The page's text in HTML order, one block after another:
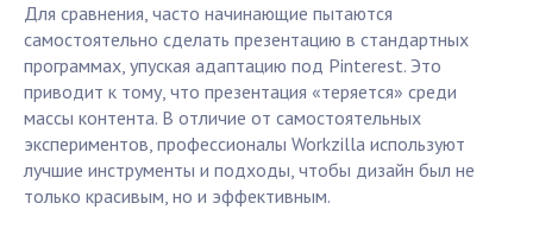
Для сравнения, часто начинающие пытаются
самостоятельно сделать презентацию в стандартных
программах, упуская адаптацию под Pinterest. Это
приводит к тому, что презентация «теряется» среди
массы контента. В отличие от самостоятельных
экспериментов, профессионалы Workzilla используют
лучшие инструменты и подходы, чтобы дизайн был не
только красивым, но и эффективным.